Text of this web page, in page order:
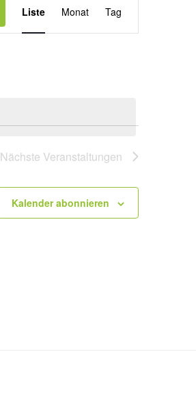
Ansichten-
Navigation
Liste Monat Tag
Nächste Veranstaltungen
Kalender abonnieren